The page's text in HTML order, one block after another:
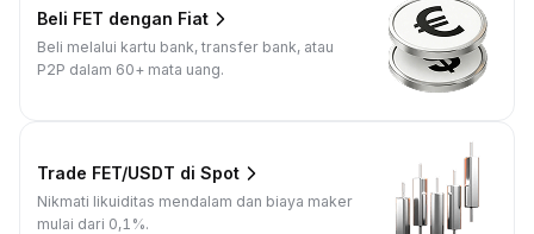
Beli FET dengan Fiat
Beli melalui kartu bank, transfer bank, atau
P2P dalam 60+ mata uang.
Trade FET/USDT di Spot
Nikmati likuiditas mendalam dan biaya maker
mulai dari 0,1%.